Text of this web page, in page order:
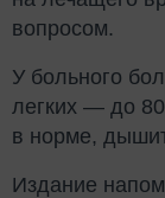
вопросом.
У больного
легких — до
в норме,
Издание